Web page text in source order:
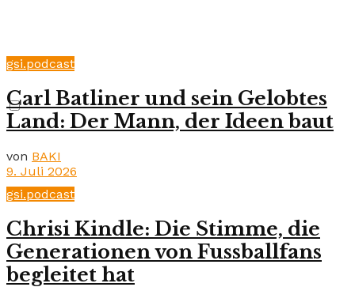
gsi.podcast
Carl Batliner und sein Gelobtes
Land: Der Mann, der Ideen baut
von BAKI
9. Juli 2026
gsi.podcast
Chrisi Kindle: Die Stimme, die
Generationen von Fussballfans
begleitet hat